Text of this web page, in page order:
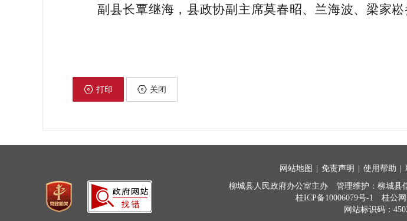
副县长覃继海，县政协副主席莫春昭、兰海波、梁家崧
打印 关闭
网站地图 免责声明 使用帮助
柳城县人民政府办公室主办
管理维护：柳城县
桂ICP备10006079号-1
桂公网
网站标识码：